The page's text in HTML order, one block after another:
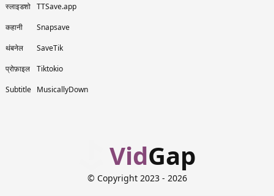
स्लाइडशो
कहानी
थंबनेल
प्रोफ़ाइल
Subtitle
TTSave.app
Snapsave
SaveTik
Tiktokio
MusicallyDown
VidGap
© Copyright 2023 - 2026